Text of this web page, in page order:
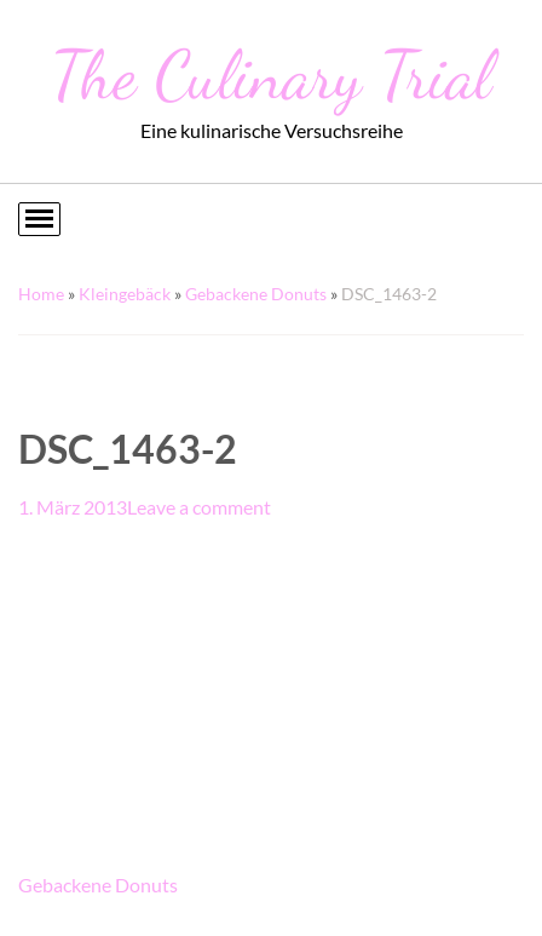
The Culinary Trial
Eine kulinarische Versuchsreihe
Home » Kleingebäck »Gebackene Donuts » DSC_1463-2
DSC_1463-2
1. März 2013Leave a comment
Beitragsnavigation
Gebackene Donuts